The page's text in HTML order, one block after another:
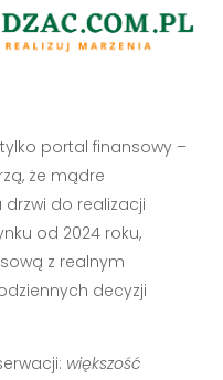
portal finansowy –
że mądre
do realizacji
od 2024 roku,
z realnym
decyzji
większość